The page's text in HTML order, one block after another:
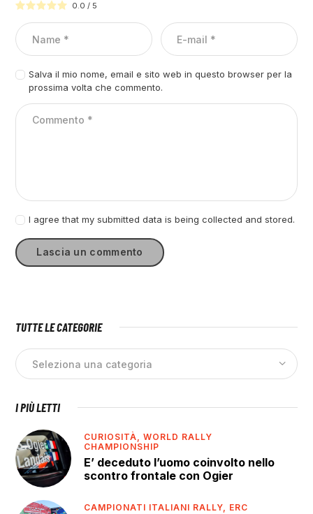
0.0 / 5
Salva il mio nome, email e sito web in questo browser per la
prossima volta che commento.
I agree that my submitted data is being collected and stored.
TUTTE LE CATEGORIE
I PIÙ LETTI
CURIOSITÀ,WORLD RALLY
CHAMPIONSHIP
E’ deceduto l’uomo coinvolto nello
scontro frontale con Ogier
CAMPIONATI ITALIANI RALLY, ERC